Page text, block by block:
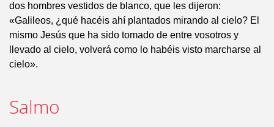
dos hombres vestidos de blanco, que les dijeron:
«Galileos, ¿qué hacéis ahí plantados mirando al cielo? El
mismo Jesús que ha sido tomado de entre vosotros y
llevado al cielo, volverá como lo habéis visto marcharse al
cielo».
Salmo